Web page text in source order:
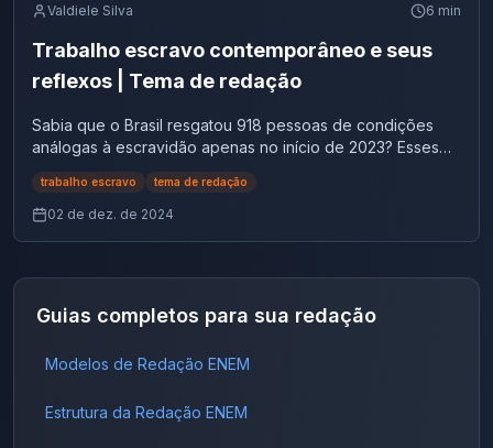
Valdiele Silva 6 min
Trabalho escravo contemporâneo e seus
reflexos | Tema de redação
Sabia que o Brasil resgatou 918 pessoas de condições
análogas à escravidão apenas no início de 2023? Esses
dados mostram que o trabalho escravo contemporâneo,
infelizmente, ainda é uma realidade no país, perpetuando
desigualdades sociais e econômicas. Este tema tem alta
motivadores, repertórios culturais e argumentos
conferir juntos? Textos motivadores sobre trabalho
escravo contemporâneo O artigo 149 do Código Penal
como: Essa definição reflete o quanto o trabalho escravo
trabalho escravo tema de redação
02 de dez. de 2024
Guias completos para sua redação
Modelos de Redação ENEM
Estrutura da Redação ENEM